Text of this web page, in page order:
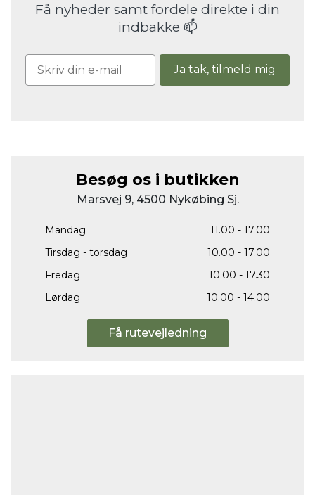
Få nyheder samt fordele direkte i din
indbakke 📫
Ja tak, tilmeld mig
Besøg os i butikken
Marsvej 9, 4500 Nykøbing Sj.
Mandag
11.00 - 17.00
Tirsdag - torsdag
10.00 - 17.00
Fredag
10.00 - 17.30
Lørdag
10.00 - 14.00
Få rutevejledning